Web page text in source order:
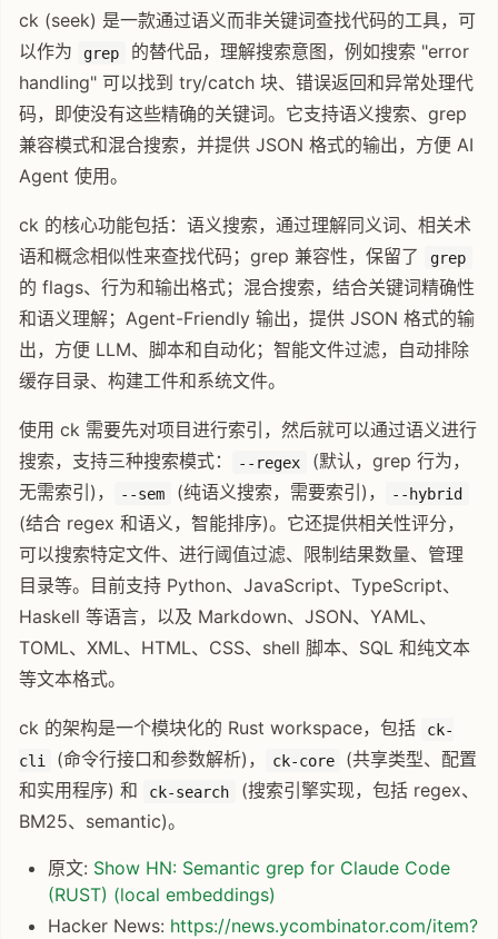
ck (seek) 是一款通过语义而非关键词查找代码的工具，可
以作为
grep
的替代品，理解搜索意图，例如搜索 "error
handling" 可以找到 try/catch 块、错误返回和异常处理代
码，即使没有这些精确的关键词。它支持语义搜索、grep
兼容模式和混合搜索，并提供 JSON 格式的输出，方便 AI
Agent 使用。
ck 的核心功能包括：语义搜索，通过理解同义词、相关术
语和概念相似性来查找代码；grep 兼容性，保留了
grep
的 flags、行为和输出格式；混合搜索，结合关键词精确性
和语义理解；Agent-Friendly 输出，提供 JSON 格式的输
出，方便 LLM、脚本和自动化；智能文件过滤，自动排除
缓存目录、构建工件和系统文件。
使用 ck 需要先对项目进行索引，然后就可以通过语义进行
搜索，支持三种搜索模式：
--regex
(默认，grep 行为，
无需索引)，
--sem (纯语义搜索，需要索引)， --hybrid
(结合 regex 和语义，智能排序)。它还提供相关性评分，
可以搜索特定文件、进行阈值过滤、限制结果数量、管理
目录等。目前支持 Python、JavaScript、TypeScript、
Haskell 等语言，以及 Markdown、JSON、YAML、
TOML、XML、HTML、CSS、shell 脚本、SQL 和纯文本
等文本格式。
ck 的架构是一个模块化的 Rust workspace，包括
ck-
cli
(命令行接口和参数解析)， ck-core
(共享类型、配置
和实用程序) 和
ck-search
(搜索引擎实现，包括 regex、
BM25、semantic)。
原文: Show HN: Semantic grep for Claude Code
(RUST) (local embeddings)
Hacker News: https://news.ycombinator.com/item?